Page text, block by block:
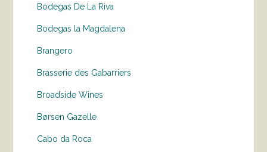
Bodegas De La Riva
Bodegas la Magdalena
Brangero
Brasserie des Gabarriers
Broadside Wines
Børsen Gazelle
Cabo da Roca